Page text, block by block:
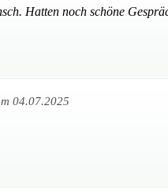
Hatten noch schöne
04.07.2025